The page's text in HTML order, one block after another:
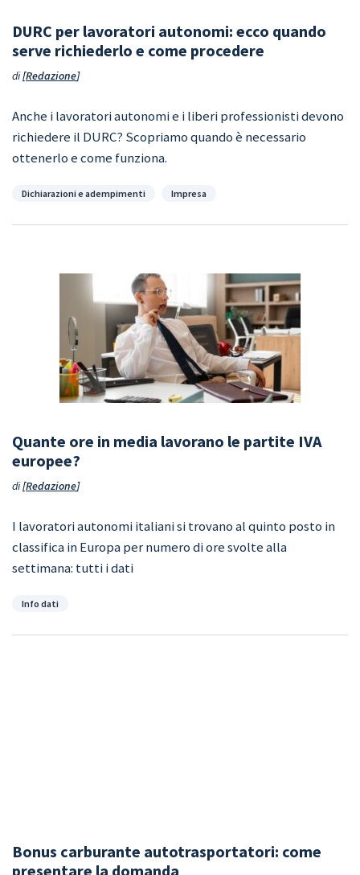
DURC per lavoratori autonomi: ecco quando
serve richiederlo e come procedere
di Redazione
Anche i lavoratori autonomi e i liberi professionisti devono
richiedere il DURC? Scopriamo quando è necessario
ottenerlo e come funziona.
Categorie
Dichiarazioni e adempimenti Impresa
Quante ore in media lavorano le partite IVA
europee?
di Redazione
I lavoratori autonomi italiani si trovano al quinto posto in
classifica in Europa per numero di ore svolte alla
settimana: tutti i dati
Categorie
Info dati
Bonus carburante autotrasportatori: come
presentare la domanda